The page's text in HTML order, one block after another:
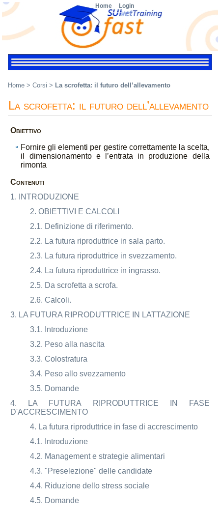
Home >Corsi > La scrofetta: il futuro dell’allevamento
La scrofetta: il futuro dell’allevamento
Obiettivo
Fornire gli elementi per gestire correttamente la scelta,
il dimensionamento e l’entrata in produzione della
rimonta
Contenuti
1. INTRODUZIONE
2. OBIETTIVI E CALCOLI
2.1. Definizione di riferimento.
2.2. La futura riproduttrice in sala parto.
2.3. La futura riproduttrice in svezzamento.
2.4. La futura riproduttrice in ingrasso.
2.5. Da scrofetta a scrofa.
2.6. Calcoli.
3. LA FUTURA RIPRODUTTRICE IN LATTAZIONE
3.1. Introduzione
3.2. Peso alla nascita
3.3. Colostratura
3.4. Peso allo svezzamento
3.5. Domande
4. LA FUTURA RIPRODUTTRICE IN FASE
D'ACCRESCIMENTO
4. La futura riproduttrice in fase di accrescimento
4.1. Introduzione
4.2. Management e strategie alimentari
4.3. "Preselezione" delle candidate
4.4. Riduzione dello stress sociale
4.5. Domande
Home Login